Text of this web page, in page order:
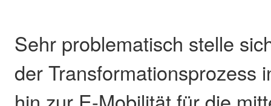
Sehr problematisch stelle
der Transformationsprozess